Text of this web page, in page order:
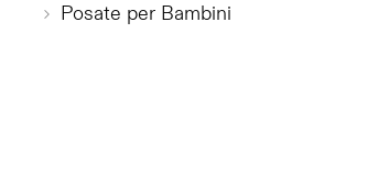
Posate per Bambini